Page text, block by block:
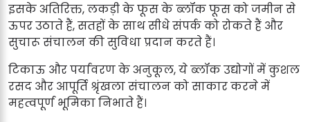
इसके अतिरिक्त, लकड़ी के फूस के ब्लॉक फूस को जमीन से
ऊपर उठाते हैं, सतहों के साथ सीधे संपर्क को रोकते हैं और
सुचारू संचालन की सुविधा प्रदान करते हैं।
टिकाऊ और पर्यावरण के अनुकूल, ये ब्लॉक उद्योगों में कुशल
रसद और आपूर्ति श्रृंखला संचालन को साकार करने में
महत्वपूर्ण भूमिका निभाते हैं।